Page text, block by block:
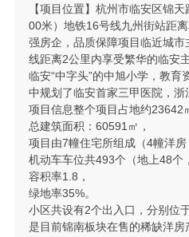
【项目位置】杭州市临安区锦
00米）地铁16号线九州街站距
强房企，品质保障项目临近城
线距离2公里内享受繁华的临安
临安“中字头”的中旭小学，教
中规划了临安首家三甲医院，浙
项目信息整个项目占地约23642
总建筑面积：60591㎡，
项目由7幢住宅所组成（4幢洋
机动车车位共493个（地上48个
容积率1.8，
绿地率35%。
小区共设有2个出入口，分别位
是目前锦南板块在售的稀缺洋房